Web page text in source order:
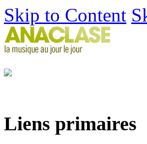
Skip to Content
Liens primaires